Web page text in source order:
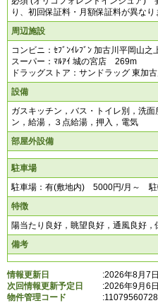
り、初回保証料・月額保証料が異なり
周辺施設
コンビニ：ｾﾌﾞﾝｲﾚﾌﾞﾝ 加古川平岡山
スーパー：ﾏﾙｱｲ 城の宮店 269m
ドラッグストア：サンドラッグ 東加
設備
ガスキッチン，バス・トイレ別，洗
ン，給湯，３点給湯，押入，電気
部屋外設備
駐車場
駐車場：有(敷地内) 5000円/月～ 駐
特徴
陽当たり良好，眺望良好，通風良好
備考
情報更新日
:2026年8月7日
次回情報更新予定日
:2026年9月6日
物件管理コード
: